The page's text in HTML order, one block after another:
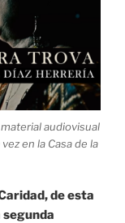
audiovisual
en la Casa de la
de esta
segunda